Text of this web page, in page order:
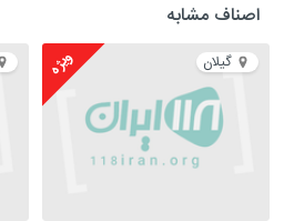
اصناف مشابه
گیلان ویژه